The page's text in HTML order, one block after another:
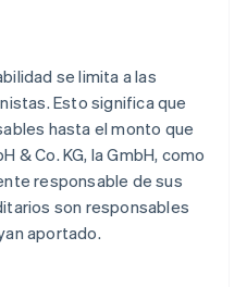
se limita a las
Esto significa que
hasta el monto que
& Co. KG, la GmbH, como
responsable de sus
son responsables
aportado.